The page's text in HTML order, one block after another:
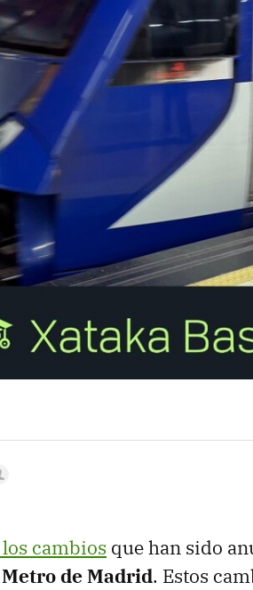
cambios que han sido
de Madrid. Estos